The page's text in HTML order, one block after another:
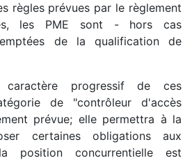
règles prévues par le règlement
les PME sont - hors cas
de la qualification de
progressif de ces
de "contrôleur d'accès
prévue; elle permettra à la
certaines obligations aux
position concurrentielle est